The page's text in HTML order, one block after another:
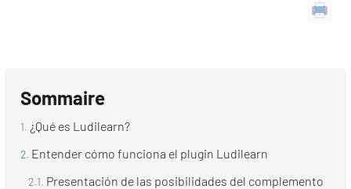
Sommaire
¿Qué es Ludilearn?
Entender cómo funciona el plugin Ludilearn
Presentación de las posibilidades del complemento